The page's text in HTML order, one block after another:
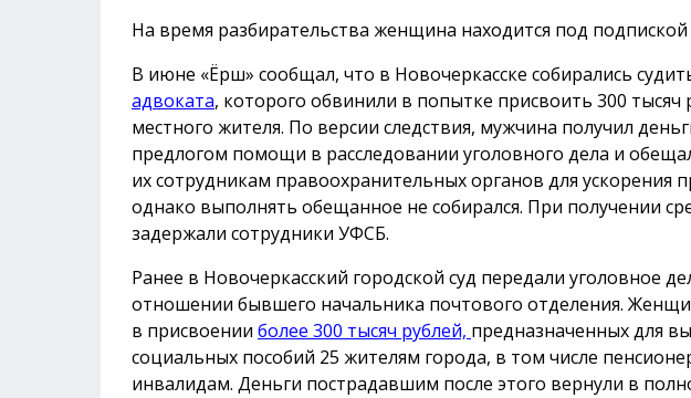
На время разбирательства женщина находится под
В июне «Ёрш» сообщал, что в Новочеркасске собирались
адвоката, которого обвинили в попытке присвоить 300 тысяч
местного жителя. По версии следствия, мужчина получил
предлогом помощи в расследовании уголовного дела и
их сотрудникам правоохранительных органов для ускорения
однако выполнять обещанное не собирался. При получении
задержали сотрудники УФСБ.
Ранее в Новочеркасский городской суд передали уголовное
отношении бывшего начальника почтового отделения.
в присвоении более 300 тысяч рублей, предназначенных для
социальных пособий 25 жителям города, в том числе
инвалидам. Деньги пострадавшим после этого вернули в